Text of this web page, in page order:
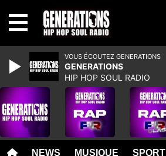
NEWS MUSIQUE SPORT
VOUS ÉCOUTEZ GENERATIONS
GENERATIONS
HIP HOP SOUL RADIO